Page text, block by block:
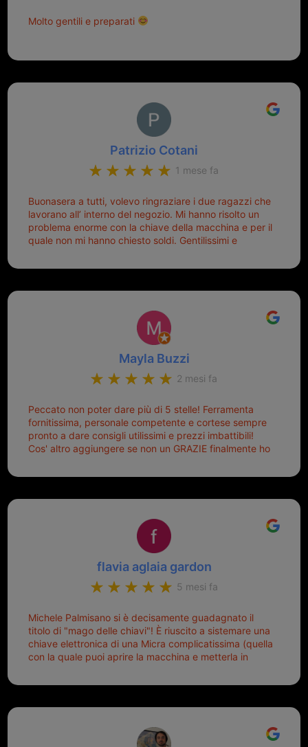
Molto gentili e preparati
Patrizio Cotani
1 mese fa
Buonasera a tutti, volevo ringraziare i due ragazzi che
lavorano all’ interno del negozio. Mi hanno risolto un
problema enorme con la chiave della macchina e per il
quale non mi hanno chiesto soldi. Gentilissimi e
Sicuramente tornerò qui per qualsiasi altro problema.
Mayla Buzzi
2 mesi fa
Peccato non poter dare più di 5 stelle! Ferramenta
fornitissima, personale competente e cortese sempre
pronto a dare consigli utilissimi e prezzi imbattibili!
Cos' altro aggiungere se non un GRAZIE finalmente ho
mio riferimento. Ah dimenticavo...da loro sono riuscita
Top top top!!!
flavia aglaia gardon
5 mesi fa
Michele Palmisano si è decisamente guadagnato il
titolo di "mago delle chiavi"! È riuscito a sistemare una
chiave elettronica di una Micra complicatissima (quella
con la quale puoi aprire la macchina e metterla in
pronta per la pattumiera... Avevo passato mesi con le
il coperchietto, la chiave era fissata con un filo di
che non ti staccasse la chiave dal blocchetto e